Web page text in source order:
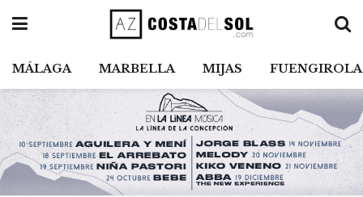
MÁLAGA MARBELLA MIJAS FUENGIROLA